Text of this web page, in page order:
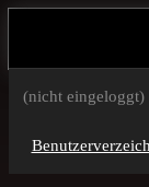
(nicht eingeloggt)